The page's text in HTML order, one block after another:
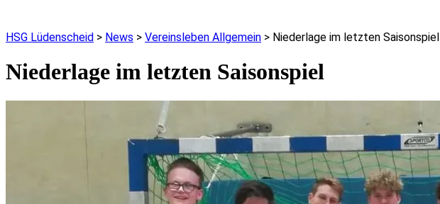
HSG Lüdenscheid > News > Vereinsleben Allgemein > Niederlage im letzten Saisonspiel
Niederlage im letzten Saisonspiel